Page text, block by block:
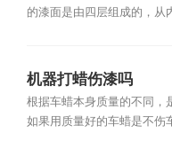
的漆面是由四层组成的，从
机器打蜡伤漆吗
根据车蜡本身质量的不同，
如果用质量好的车蜡是不伤